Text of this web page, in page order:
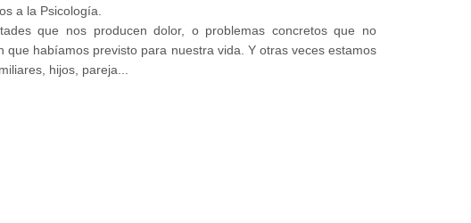
a la Psicología.
que nos producen dolor, o problemas concretos que no
habíamos previsto para nuestra vida. Y otras veces estamos
hijos, pareja...